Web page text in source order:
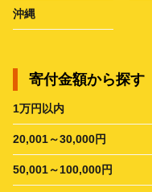
沖縄
寄付金額から探す
1万円以内
20,001～30,000円
50,001～100,000円